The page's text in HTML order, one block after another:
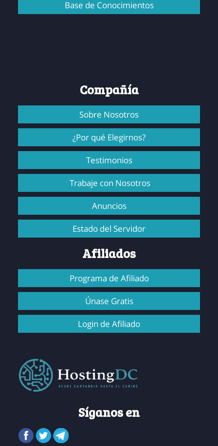
Base de Conocimientos
Compañía
Sobre Nosotros
¿Por qué Elegirnos?
Testimonios
Trabaje con Nosotros
Anuncios
Estado del Servidor
Afiliados
Programa de Afiliado
Únase Gratis
Login de Afiliado
Síganos en